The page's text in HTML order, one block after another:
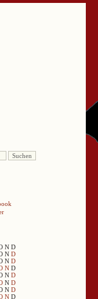
N D
N D
N D
N D
N D
N D
N D
N D